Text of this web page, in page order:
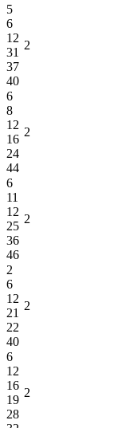
5
6
12
31
37
40
2
6
8
12
16
24
44
2
6
11
12
25
36
46
2
2
6
12
21
22
40
2
6
12
16
19
28
2